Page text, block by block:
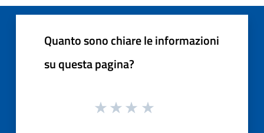
Quanto sono chiare le informazioni
su questa pagina?